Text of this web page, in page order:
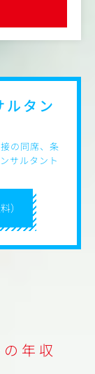
制作を担
をもとにした
制作や、SN
般にも携わ
）
ルタン
の同席、条
サルタント
年収